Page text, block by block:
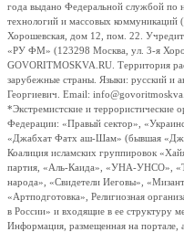
года выдано Федеральной службой по
технологий и массовых
Хорошевская, дом 12, пом. 22.
«РУ ФМ» (123298 Москва, ул. 3-я
GOVORITMOSKVA.RU. Территория
зарубежные страны. Языки: русский и
Георгиевич. Email:
*Экстремистские и террористические
Федерации: «Правый сектор»,
«Джабхат Фатх аш-Шам» (бывшая
Коалиция исламских группировок
партия, «Аль-Каида», «УНА-УНСО»,
народа», «Свидетели Иеговы»,
«Артподготовка», Религиозная
в России» и входящие в ее структуру
Информация, размещенная на портале,